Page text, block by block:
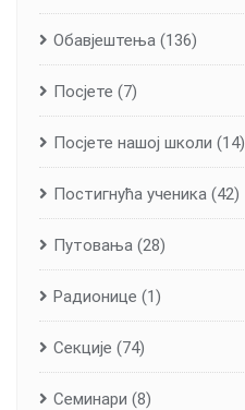
Обавјештења (136)
Посјете (7)
Посјете нашој школи (14)
Постигнућа ученика (42)
Путовања (28)
Радионице (1)
Секције (74)
Семинари (8)